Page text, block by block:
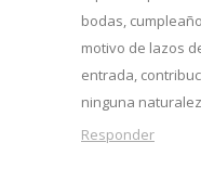
bodas,
motivo de lazos
entrada,
ninguna
Responder